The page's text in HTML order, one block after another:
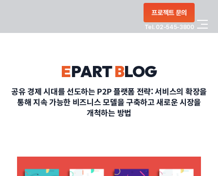
프로젝트 문의
Tel. 02-545-3800
PORTFOLIO
CONTACT
EPARTBLOG
공유 경제 시대를 선도하는 P2P 플랫폼 전략: 서비스의 확장을
통해 지속 가능한 비즈니스 모델을 구축하고 새로운 시장을
개척하는 방법